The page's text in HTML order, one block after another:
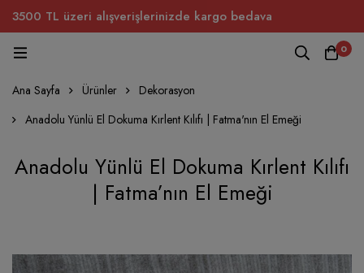
3500 TL üzeri alışverişlerinizde kargo bedava
0
Ana Sayfa Ürünler
Dekorasyon
Anadolu Yünlü El Dokuma Kırlent Kılıfı | Fatma'nın El Emeği
Anadolu Yünlü El Dokuma Kırlent Kılıfı
| Fatma’nın El Emeği